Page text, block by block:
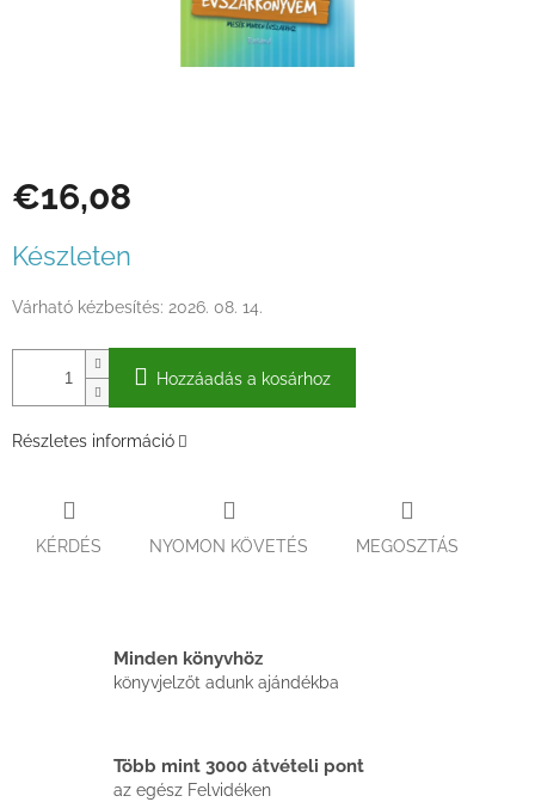
€16,08
Készleten
Várható kézbesítés: 2026. 08. 14.
Hozzáadás a kosárhoz
Részletes információ
KÉRDÉS NYOMON KÖVETÉS MEGOSZTÁS
Minden könyvhöz
könyvjelzőt adunk ajándékba
Több mint 3000 átvételi pont
az egész Felvidéken